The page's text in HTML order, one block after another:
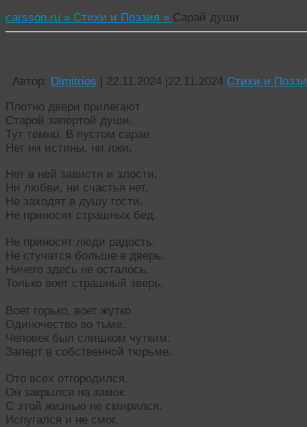
carsson.ru » Стихи и Поэзия » Сарай души
Автор: Dimitrios | 22.11.2024 |22.11.2024 Стихи и
Плотно двери прилегают
Старой запертой души.
Тут темно. В пустом сарае
Нет ни истины, ни лжи.
Нет в ней зависти и злости.
Ни любви, ни счастья нет.
Не заходят в душу гости.
Не приносят страшных бед.
Не приносят люди радость.
Не стучатся больше в дверь.
Ничего здесь не осталось.
Только воет страшный зверь.
Воет горько, воет жутко
Одиночество во тьме.
Человек был слишком чутким.
Заперт в собственной тюрьме.
Ото всех отгородился.
Он закрылся на замок.
С этой жизнью не смирился.
Испугался и не смог.